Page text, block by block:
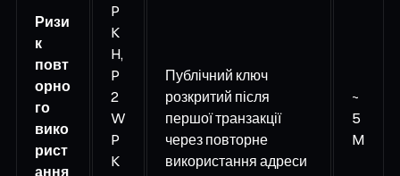
Ризи
к
повт
орно
го
вико
рист
ання
P
K
H,
P
2
W
P
K
Публічний ключ
розкритий після
першої транзакції
через повторне
використання адреси
~
5
M